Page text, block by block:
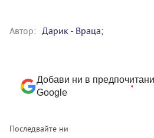
Автор: Дарик - Враца;
Добави ни в
Google
Последвайте ни